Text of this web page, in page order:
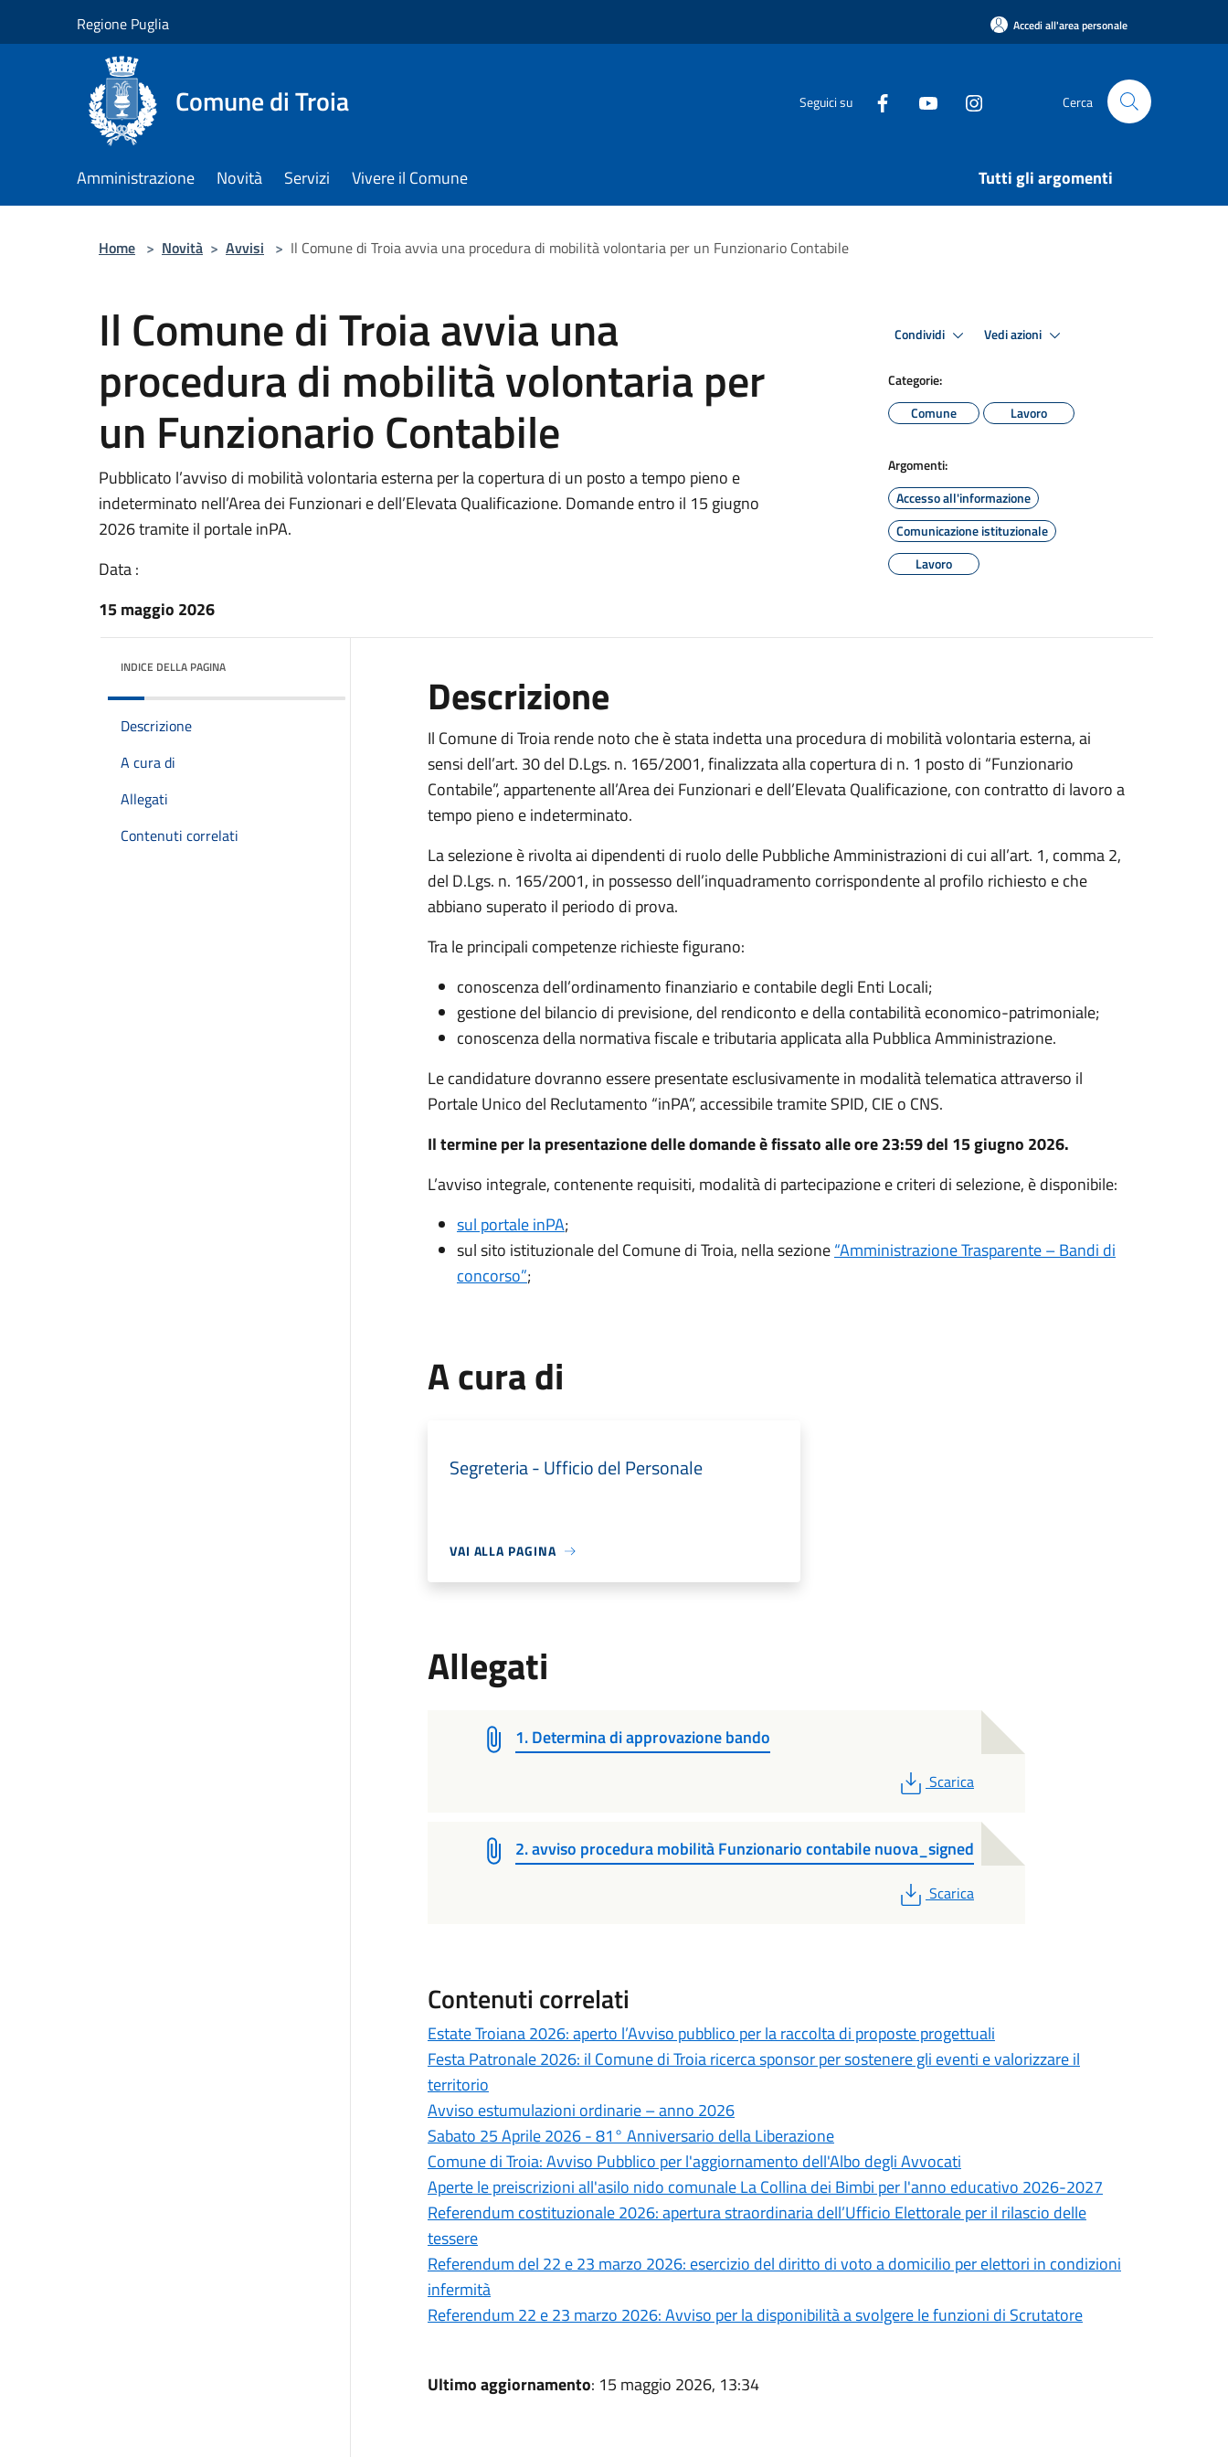
Regione Puglia Accedi all'area personale
Comune di Troia Seguici su Cerca
Amministrazione Novità Servizi Vivere il Comune Tutti gli argomenti
Home > Novità > Avvisi > Il Comune di Troia avvia una procedura di mobilità volontaria per un Funzionario Contabile
Il Comune di Troia avvia una
procedura di mobilità volontaria per
un Funzionario Contabile
Pubblicato l’avviso di mobilità volontaria esterna per la copertura di un posto a tempo pieno e
indeterminato nell’Area dei Funzionari e dell’Elevata Qualificazione. Domande entro il 15 giugno
2026 tramite il portale inPA.
Data :
15 maggio 2026
Condividi Vedi azioni
Categorie:
Comune
Lavoro
Argomenti:
Accesso all'informazione
Comunicazione istituzionale
Lavoro
INDICE DELLA PAGINA
Descrizione
A cura di
Allegati
Contenuti correlati
Descrizione
Il Comune di Troia rende noto che è stata indetta una procedura di mobilità volontaria esterna, ai
sensi dell’art. 30 del D.Lgs. n. 165/2001, finalizzata alla copertura di n. 1 posto di “Funzionario
Contabile”, appartenente all’Area dei Funzionari e dell’Elevata Qualificazione, con contratto di lavoro a
tempo pieno e indeterminato.
La selezione è rivolta ai dipendenti di ruolo delle Pubbliche Amministrazioni di cui all’art. 1, comma 2,
del D.Lgs. n. 165/2001, in possesso dell’inquadramento corrispondente al profilo richiesto e che
abbiano superato il periodo di prova.
Tra le principali competenze richieste figurano:
conoscenza dell’ordinamento finanziario e contabile degli Enti Locali;
gestione del bilancio di previsione, del rendiconto e della contabilità economico-patrimoniale;
conoscenza della normativa fiscale e tributaria applicata alla Pubblica Amministrazione.
Le candidature dovranno essere presentate esclusivamente in modalità telematica attraverso il
Portale Unico del Reclutamento “inPA”, accessibile tramite SPID, CIE o CNS.
Il termine per la presentazione delle domande è fissato alle ore 23:59 del 15 giugno 2026.
L’avviso integrale, contenente requisiti, modalità di partecipazione e criteri di selezione, è disponibile:
sul portale inPA;
sul sito istituzionale del Comune di Troia, nella sezione“Amministrazione Trasparente – Bandi di
concorso”;
A cura di
Segreteria - Ufficio del Personale
VAI ALLA PAGINA
Allegati
1. Determina di approvazione bando
PDF
Scarica
2. avviso procedura mobilità Funzionario contabile nuova_signed
PDF
Scarica
Contenuti correlati
Estate Troiana 2026: aperto l’Avviso pubblico per la raccolta di proposte progettuali
Festa Patronale 2026: il Comune di Troia ricerca sponsor per sostenere gli eventi e valorizzare il
territorio
Avviso estumulazioni ordinarie – anno 2026
Sabato 25 Aprile 2026 - 81° Anniversario della Liberazione
Comune di Troia: Avviso Pubblico per l'aggiornamento dell'Albo degli Avvocati
Aperte le preiscrizioni all'asilo nido comunale La Collina dei Bimbi per l'anno educativo 2026-2027
Referendum costituzionale 2026: apertura straordinaria dell’Ufficio Elettorale per il rilascio delle
tessere
Referendum del 22 e 23 marzo 2026: esercizio del diritto di voto a domicilio per elettori in condizioni
infermità
Referendum 22 e 23 marzo 2026: Avviso per la disponibilità a svolgere le funzioni di Scrutatore
Ultimo aggiornamento: 15 maggio 2026, 13:34